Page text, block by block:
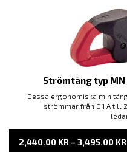
Strömtång typ
Dessa ergonomiska
strömmar från 0,1 A till
2,440.00 KR – 3,495.00 KR